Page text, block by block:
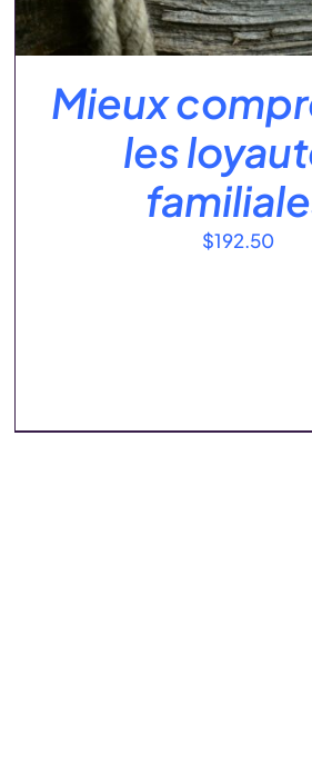
Mieux
les
$192.50